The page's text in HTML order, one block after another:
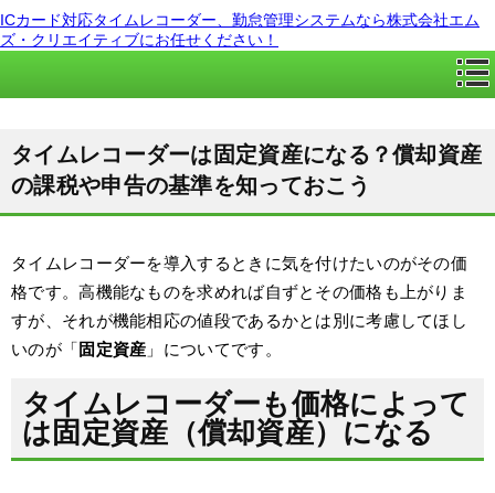
ICカード対応タイムレコーダー、勤怠管理システムなら株式会社エム
ズ・クリエイティブにお任せください！
タイムレコーダーは固定資産になる？償却資産
の課税や申告の基準を知っておこう
タイムレコーダーを導入するときに気を付けたいのがその価
格です。高機能なものを求めれば自ずとその価格も上がりま
すが、それが機能相応の値段であるかとは別に考慮してほし
いのが「固定資産 」についてです。
タイムレコーダーも価格によって
は固定資産（償却資産）になる